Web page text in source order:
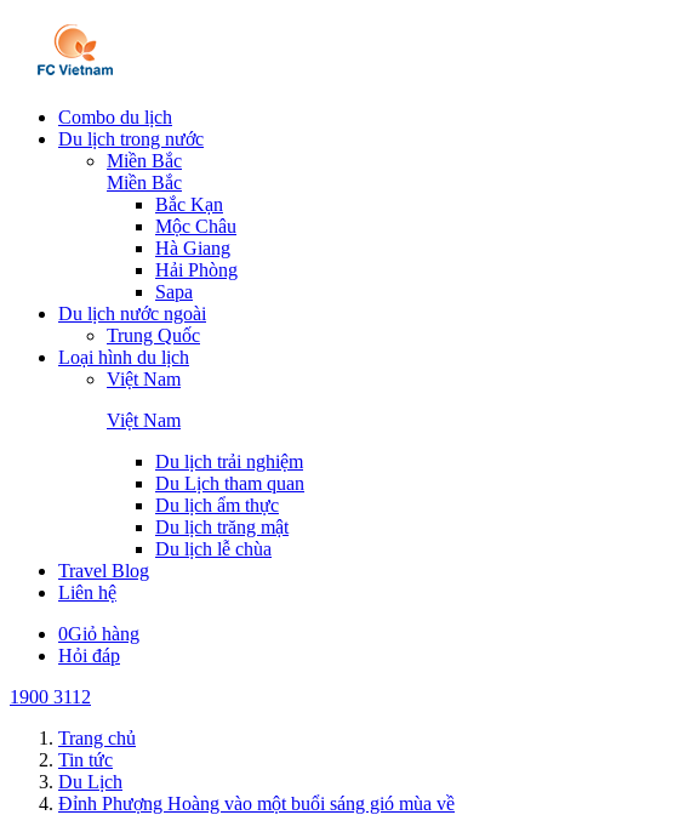
Combo du lịch
Du lịch trong nước
Miền Bắc
Miền Bắc
Bắc Kạn
Mộc Châu
Hà Giang
Hải Phòng
Sapa
Du lịch nước ngoài
Trung Quốc
Loại hình du lịch
Việt Nam
Việt Nam
Du lịch trải nghiệm
Du Lịch tham quan
Du lịch ẩm thực
Du lịch trăng mật
Du lịch lễ chùa
Travel Blog
Liên hệ
0Giỏ hàng
Hỏi đáp
1900 3112
Trang chủ
Tin tức
Du Lịch
Đỉnh Phượng Hoàng vào một buổi sáng gió mùa về